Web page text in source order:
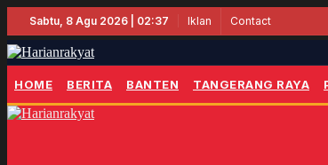
Sabtu, 8 Agu 2026 | 02:37 Iklan Contact
HOME BERITA BANTEN TANGERANG RAYA